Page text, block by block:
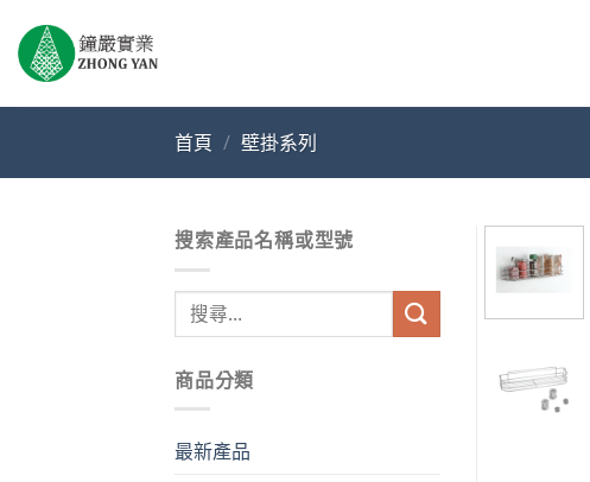
content
首頁 / 壁掛系列
搜索產品名稱或型號
鍵
字:
商品分類
最新產品